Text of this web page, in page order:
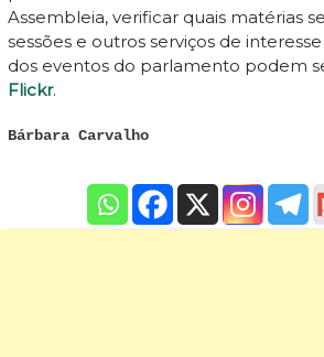
Assembleia, verificar quais matérias
sessões e outros serviços de
dos eventos do parlamento podem
Flickr.
Bárbara Carvalho